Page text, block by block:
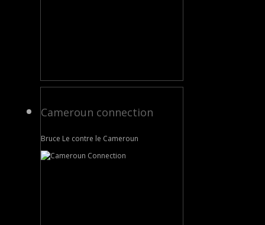
Cameroun connection
Bruce Le contre le Cameroun